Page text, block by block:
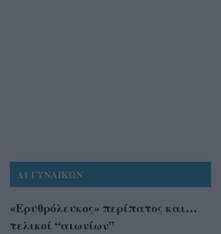
Α1 ΓΥΝΑΙΚΩΝ
«Ερυθρόλευκος» περίπατος και…
τελικοί “αιωνίων”